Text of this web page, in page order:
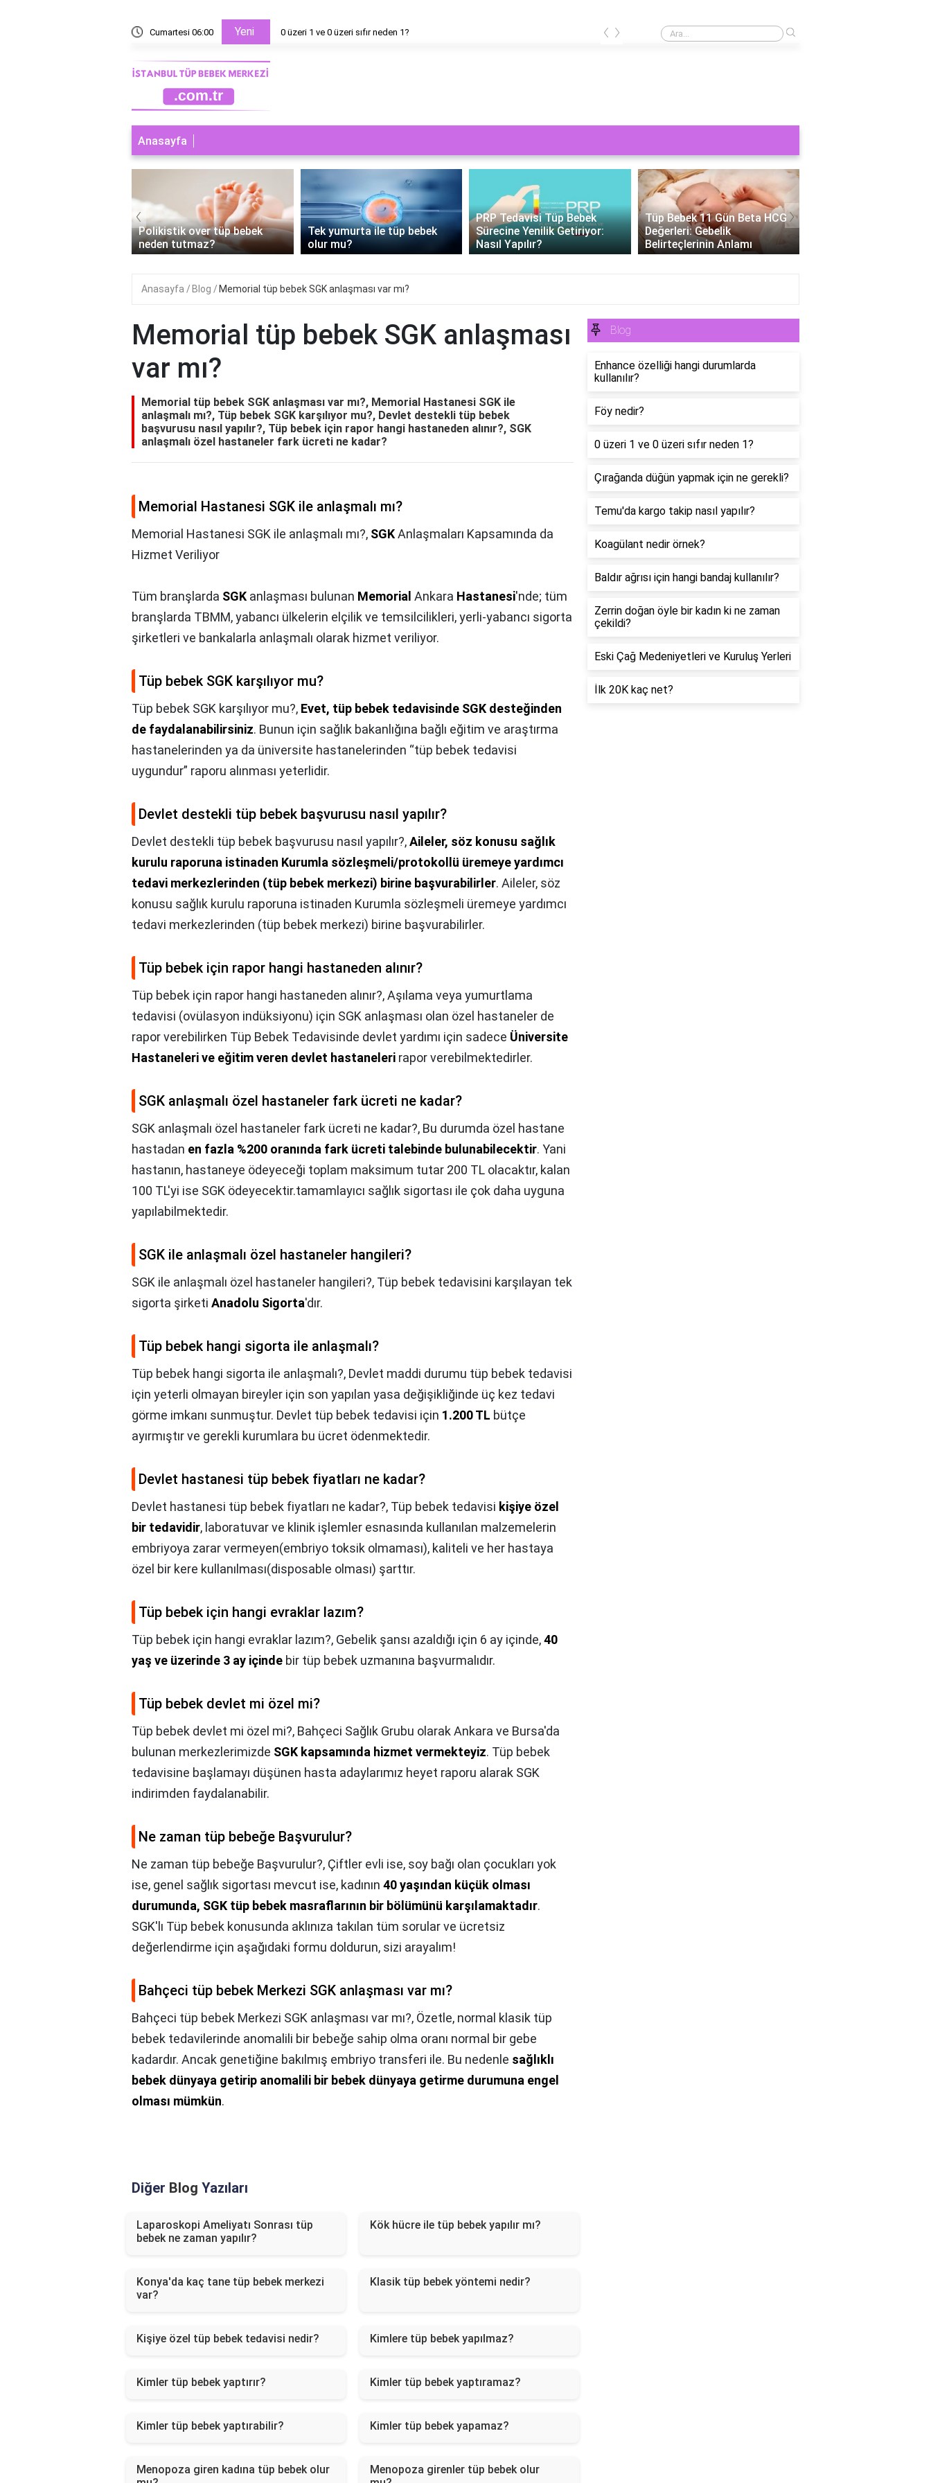
Cumartesi 06:00 Yeni 0 üzeri 1 ve 0 üzeri sıfır neden 1? 0 üzeri 1 ve 0 üzeri sıfır neden 1?
‹ ›
Anasayfa
Polikistik over tüp bebek
neden tutmaz?
Tek yumurta ile tüp bebek
olur mu?
PRP Tedavisi Tüp Bebek
Sürecine Yenilik Getiriyor:
Nasıl Yapılır?
Tüp Bebek 11 Gün Beta HCG
Değerleri: Gebelik
Belirteçlerinin Anlamı
‹ ›
Anasayfa Blog Memorial tüp bebek SGK anlaşması var mı?
Memorial tüp bebek SGK anlaşması
var mı?
Memorial tüp bebek SGK anlaşması var mı?, Memorial Hastanesi SGK ile
anlaşmalı mı?, Tüp bebek SGK karşılıyor mu?, Devlet destekli tüp bebek
başvurusu nasıl yapılır?, Tüp bebek için rapor hangi hastaneden alınır?, SGK
anlaşmalı özel hastaneler fark ücreti ne kadar?
Memorial Hastanesi SGK ile anlaşmalı mı?
Memorial Hastanesi SGK ile anlaşmalı mı?, SGKAnlaşmaları Kapsamında da
Hizmet Veriliyor
Tüm branşlarda SGK anlaşması bulunan Memorial Ankara Hastanesi'nde; tüm
branşlarda TBMM, yabancı ülkelerin elçilik ve temsilcilikleri, yerli-yabancı sigorta
şirketleri ve bankalarla anlaşmalı olarak hizmet veriliyor.
Tüp bebek SGK karşılıyor mu?
Tüp bebek SGK karşılıyor mu?, Evet, tüp bebek tedavisinde SGK desteğinden
de faydalanabilirsiniz. Bunun için sağlık bakanlığına bağlı eğitim ve araştırma
hastanelerinden ya da üniversite hastanelerinden “tüp bebek tedavisi
uygundur” raporu alınması yeterlidir.
Devlet destekli tüp bebek başvurusu nasıl yapılır?
Devlet destekli tüp bebek başvurusu nasıl yapılır?,Aileler, söz konusu sağlık
kurulu raporuna istinaden Kurumla sözleşmeli/protokollü üremeye yardımcı
tedavi merkezlerinden (tüp bebek merkezi) birine başvurabilirler. Aileler, söz
konusu sağlık kurulu raporuna istinaden Kurumla sözleşmeli üremeye yardımcı
tedavi merkezlerinden (tüp bebek merkezi) birine başvurabilirler.
Tüp bebek için rapor hangi hastaneden alınır?
Tüp bebek için rapor hangi hastaneden alınır?,Aşılama veya yumurtlama
tedavisi (ovülasyon indüksiyonu) için SGK anlaşması olan özel hastaneler de
rapor verebilirken Tüp Bebek Tedavisinde devlet yardımı için sadece Üniversite
Hastaneleri ve eğitim veren devlet hastaneleri rapor verebilmektedirler.
SGK anlaşmalı özel hastaneler fark ücreti ne kadar?
SGK anlaşmalı özel hastaneler fark ücreti ne kadar?, Bu durumda özel hastane
hastadan en fazla %200 oranında fark ücreti talebinde bulunabilecektir. Yani
hastanın, hastaneye ödeyeceği toplam maksimum tutar 200 TL olacaktır, kalan
100 TL'yi ise SGK ödeyecektir.tamamlayıcı sağlık sigortası ile çok daha uyguna
yapılabilmektedir.
SGK ile anlaşmalı özel hastaneler hangileri?
SGK ile anlaşmalı özel hastaneler hangileri?, Tüp bebek tedavisini karşılayan tek
sigorta şirketi Anadolu Sigorta'dır.
Tüp bebek hangi sigorta ile anlaşmalı?
Tüp bebek hangi sigorta ile anlaşmalı?, Devlet maddi durumu tüp bebek tedavisi
için yeterli olmayan bireyler için son yapılan yasa değişikliğinde üç kez tedavi
görme imkanı sunmuştur. Devlet tüp bebek tedavisi için 1.200 TL bütçe
ayırmıştır ve gerekli kurumlara bu ücret ödenmektedir.
Devlet hastanesi tüp bebek fiyatları ne kadar?
Devlet hastanesi tüp bebek fiyatları ne kadar?, Tüp bebek tedavisi kişiye özel
bir tedavidir, laboratuvar ve klinik işlemler esnasında kullanılan malzemelerin
embriyoya zarar vermeyen(embriyo toksik olmaması), kaliteli ve her hastaya
özel bir kere kullanılması(disposable olması) şarttır.
Tüp bebek için hangi evraklar lazım?
Tüp bebek için hangi evraklar lazım?, Gebelik şansı azaldığı için 6 ay içinde,40
yaş ve üzerinde 3 ay içinde bir tüp bebek uzmanına başvurmalıdır.
Tüp bebek devlet mi özel mi?
Tüp bebek devlet mi özel mi?, Bahçeci Sağlık Grubu olarak Ankara ve Bursa'da
bulunan merkezlerimizde SGK kapsamında hizmet vermekteyiz. Tüp bebek
tedavisine başlamayı düşünen hasta adaylarımız heyet raporu alarak SGK
indirimden faydalanabilir.
Ne zaman tüp bebeğe Başvurulur?
Ne zaman tüp bebeğe Başvurulur?, Çiftler evli ise, soy bağı olan çocukları yok
ise, genel sağlık sigortası mevcut ise, kadının 40 yaşından küçük olması
durumunda, SGK tüp bebek masraflarının bir bölümünü karşılamaktadır.
SGK'lı Tüp bebek konusunda aklınıza takılan tüm sorular ve ücretsiz
değerlendirme için aşağıdaki formu doldurun, sizi arayalım!
Bahçeci tüp bebek Merkezi SGK anlaşması var mı?
Bahçeci tüp bebek Merkezi SGK anlaşması var mı?, Özetle, normal klasik tüp
bebek tedavilerinde anomalili bir bebeğe sahip olma oranı normal bir gebe
kadardır. Ancak genetiğine bakılmış embriyo transferi ile. Bu nedenle sağlıklı
bebek dünyaya getirip anomalili bir bebek dünyaya getirme durumuna engel
olması mümkün.
Diğer Blog Yazıları
Laparoskopi Ameliyatı Sonrası tüp
bebek ne zaman yapılır?
Kök hücre ile tüp bebek yapılır mı?
Konya'da kaç tane tüp bebek merkezi
var?
Klasik tüp bebek yöntemi nedir?
Kişiye özel tüp bebek tedavisi nedir? Kimlere tüp bebek yapılmaz?
Kimler tüp bebek yaptırır? Kimler tüp bebek yaptıramaz?
Kimler tüp bebek yaptırabilir? Kimler tüp bebek yapamaz?
Menopoza giren kadına tüp bebek olur
Menopoza girenler tüp bebek olur
Blog
Enhance özelliği hangi durumlarda
kullanılır?
Föy nedir?
0 üzeri 1 ve 0 üzeri sıfır neden 1?
Çırağanda düğün yapmak için ne gerekli?
Temu'da kargo takip nasıl yapılır?
Koagülant nedir örnek?
Baldır ağrısı için hangi bandaj kullanılır?
Zerrin doğan öyle bir kadın ki ne zaman
çekildi?
Eski Çağ Medeniyetleri ve Kuruluş Yerleri
İlk 20K kaç net?